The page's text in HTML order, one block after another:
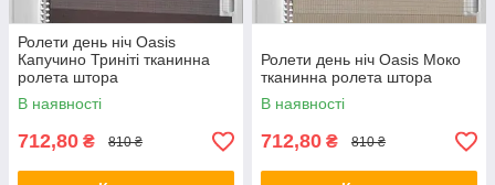
Ролети день ніч Oasis
Капучино Триніті тканинна
ролета штора
В наявності
712,80 ₴ 810 ₴
Ролети день ніч Oasis Моко
тканинна ролета штора
В наявності
712,80 ₴ 810 ₴